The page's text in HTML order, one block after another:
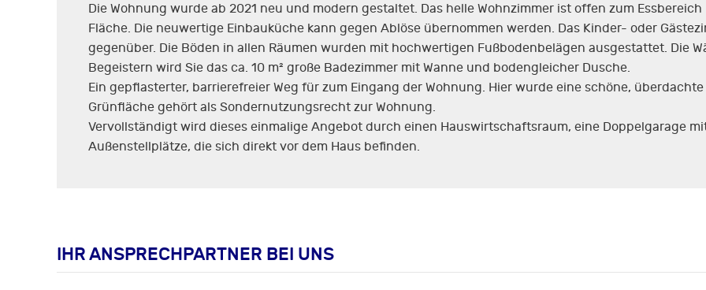
Die Wohnung wurde ab 2021 neu und modern gestaltet. Das helle Wohnzimmer ist offen zum
Fläche. Die neuwertige Einbauküche kann gegen Ablöse übernommen werden. Das Kinder- oder
gegenüber. Die Böden in allen Räumen wurden mit hochwertigen Fußbodenbelägen ausgestattet. Die
Begeistern wird Sie das ca. 10 m² große Badezimmer mit Wanne und bodengleicher Dusche.
Ein gepflasterter, barrierefreier Weg für zum Eingang der Wohnung. Hier wurde eine schöne,
Grünfläche gehört als Sondernutzungsrecht zur Wohnung.
Vervollständigt wird dieses einmalige Angebot durch einen Hauswirtschaftsraum, eine Doppelgarage
Außenstellplätze, die sich direkt vor dem Haus befinden.
IHR ANSPRECHPARTNER BEI UNS